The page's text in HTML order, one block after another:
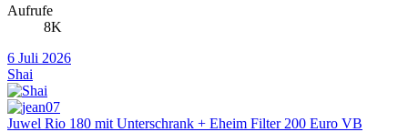
Aufrufe
8K
6 Juli 2026
Shai
Juwel Rio 180 mit Unterschrank + Eheim Filter 200 Euro VB